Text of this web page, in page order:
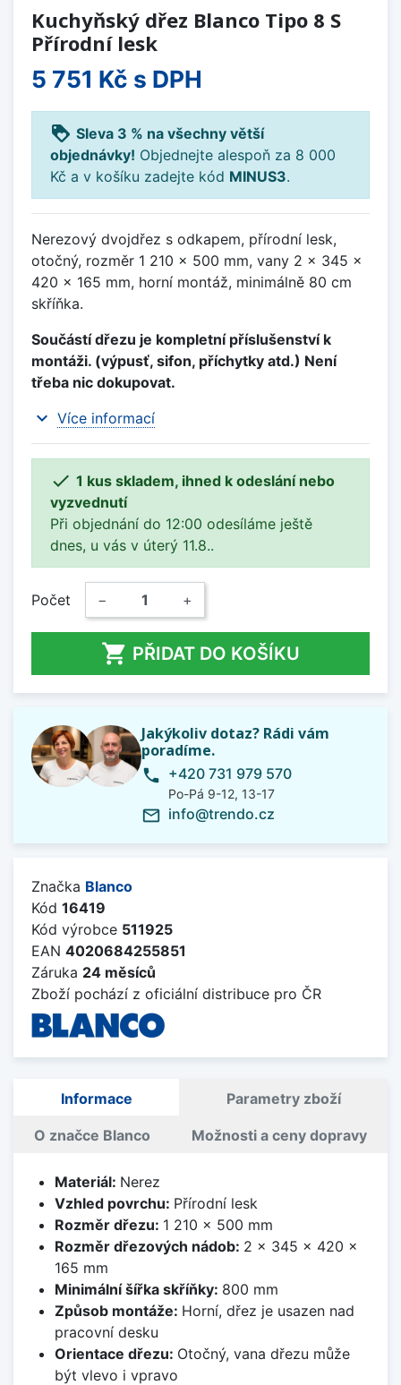
Kuchyňský dřez Blanco Tipo 8 S
Přírodní lesk
5 751 Kč s DPH
loyalty Sleva 3 % na všechny větší
objednávky! Objednejte alespoň za 8 000
Kč a v košíku zadejte kód MINUS3.
Nerezový dvojdřez s odkapem, přírodní lesk,
otočný, rozměr 1 210 x 500 mm, vany 2 x 345 x
420 x 165 mm, horní montáž, minimálně 80 cm
skříňka.
Součástí dřezu je kompletní příslušenství k
montáži. (výpusť, sifon, příchytky atd.) Není
třeba nic dokupovat.
expand_more Více informací
 1 kus skladem, ihned k odeslání nebo
vyzvednutí
Při objednání do 12:00 odesíláme ještě
dnes, u vás v úterý 11.8..
Počet − +
 PŘIDAT DO KOŠÍKU
Jakýkoliv dotaz? Rádi vám
poradíme.
phone +420 731 979 570
Po-Pá 9-12, 13-17
mail_outline info@trendo.cz
Značka Blanco
Kód 16419
Kód výrobce 511925
EAN 4020684255851
Záruka 24 měsíců
Zboží pochází z oficiální distribuce pro ČR
Informace Parametry zboží
O značce Blanco Možnosti a ceny dopravy
Materiál: Nerez
Vzhled povrchu: Přírodní lesk
Rozměr dřezu: 1 210 x 500 mm
Rozměr dřezových nádob: 2 x 345 x 420 x
165 mm
Minimální šířka skříňky: 800 mm
Způsob montáže: Horní, dřez je usazen nad
pracovní desku
Orientace dřezu: Otočný, vana dřezu může
být vlevo i vpravo